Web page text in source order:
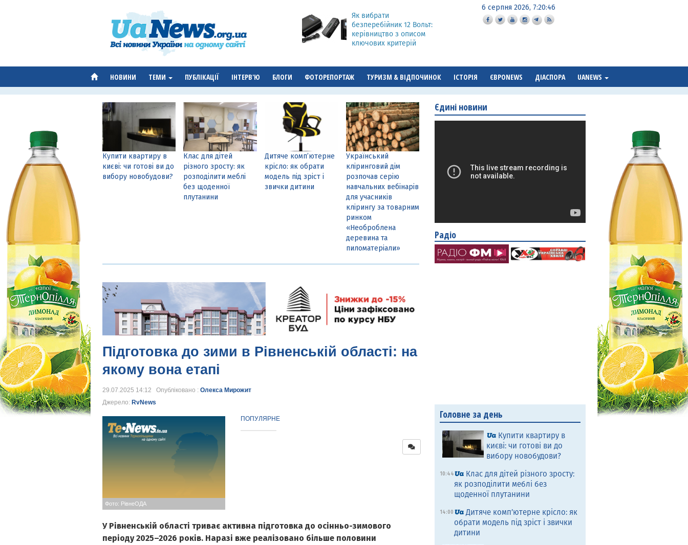
Як вибрати
безперебійник 12 Вольт:
керівництво з описом
ключових критерій
6 серпня 2026, 7:20:48
НОВИНИ ТЕМИ ПУБЛІКАЦІЇ ІНТЕРВ'Ю БЛОГИ ФОТОРЕПОРТАЖ ТУРИЗМ & ВІДПОЧИНОК ІСТОРІЯ ЄВРОNEWS ДІАСПОРА UANEWS
Купити квартиру в
києві: чи готові ви до
вибору новобудови?
Клас для дітей
різного зросту: як
розподілити меблі
без щоденної
плутанини
Дитяче комп’ютерне
крісло: як обрати
модель під зріст і
звички дитини
Український
кліринговий дім
розпочав серію
навчальних вебінарів
для учасників
клірингу за товарним
ринком
«Необроблена
деревина та
пиломатеріали»
Підготовка до зими в Рівненській області: на
якому вона етапі
29.07.2025 14:12 Опубліковано : Олекса Мирожит
Джерело: RvNews
Фото: РівнеОДА
ПОПУЛЯРНЕ
У Рівненській області триває активна підготовка до осінньо-зимового
періоду 2025–2026 років. Наразі вже реалізовано більше половини
Єдині новини
Радіо
Головне за день
Купити квартиру в
києві: чи готові ви до
вибору новобудови?
10:44
Клас для дітей різного зросту:
як розподілити меблі без
щоденної плутанини
14:00
Дитяче комп’ютерне крісло: як
обрати модель під зріст і звички
дитини